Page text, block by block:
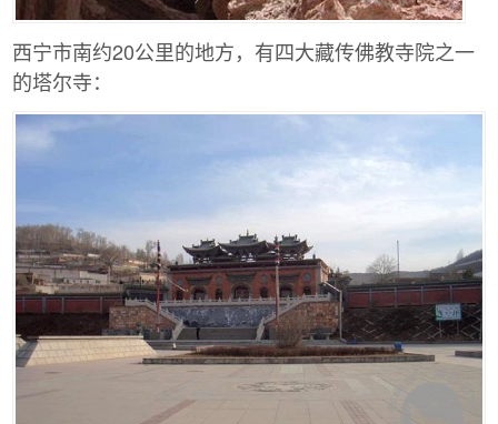
西宁市南约20公里的地方，有四大藏传佛教寺院之一
的塔尔寺：